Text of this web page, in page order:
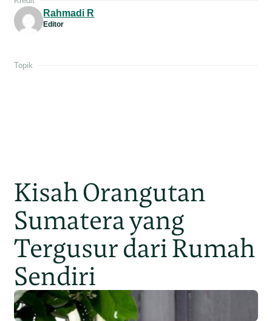
Rahmadi R
Editor
Topik
Kisah Orangutan
Sumatera yang
Tergusur dari Rumah
Sendiri